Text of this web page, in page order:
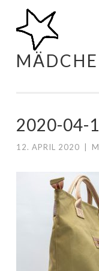
Zum
Inhalt
springen
2020-04-
12. APRIL 2020